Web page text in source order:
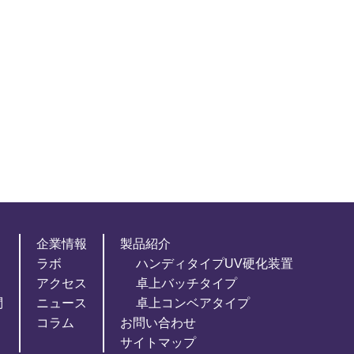
企業情報
ラボ
アクセス
ニュース
コラム
製品紹介
ハンディタイプUV硬化装置
卓上バッチタイプ
卓上コンベアタイプ
お問い合わせ
サイトマップ